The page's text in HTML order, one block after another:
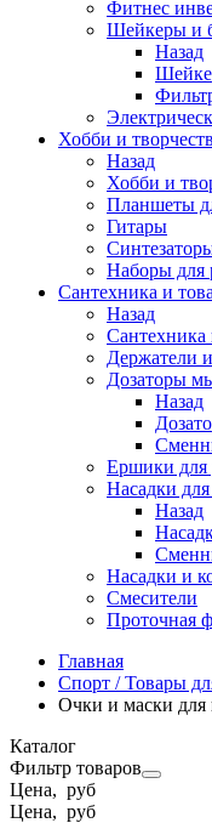
Фитнес
Шейкеры и
Назад
Хобби и
Назад
Хобби и
Планшеты
Гитары
Наборы для
Сантехника и
Назад
Сантехника
Держатели
Дозаторы
Назад
Ершики для
Насадки для
Назад
Насадки и
Смесители
Проточная
Главная
Спорт / Товары
Очки и маски для
Каталог
Фильтр товаров
Цена, руб
Цена, руб